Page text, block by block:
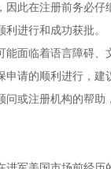
因此在注册前务必仔
进行和成功获批。
能面临着语言障碍、
申请的顺利进行，建
问或注册机构的帮助